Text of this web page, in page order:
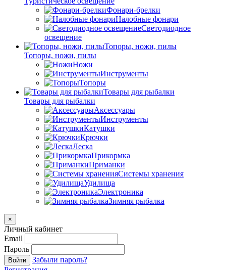
Фонари-брелки
Налобные фонари
Светодиодное
освещение
Топоры, ножи, пилы
Топоры, ножи, пилы
Ножи
Инструменты
Топоры
Товары для рыбалки
Товары для рыбалки
Аксессуары
Инструменты
Катушки
Крючки
Леска
Прикормка
Приманки
Системы хранения
Удилища
Электроника
Зимняя рыбалка
×
Личный кабинет
Email
Пароль
Войти
Забыли пароль?